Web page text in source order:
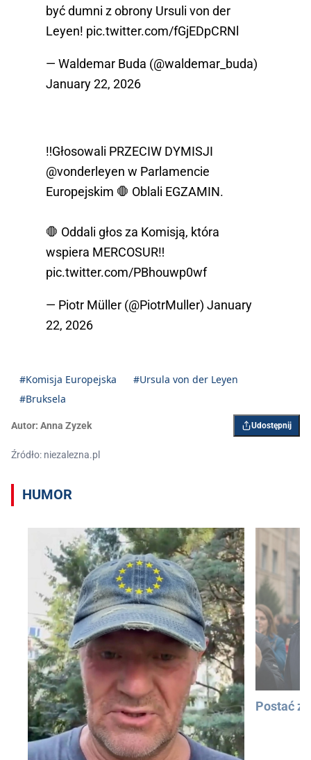
być dumni z obrony Ursuli von der
Leyen! pic.twitter.com/fGjEDpCRNl
— Waldemar Buda (@waldemar_buda)
January 22, 2026
‼️Głosowali PRZECIW DYMISJI
@vonderleyen w Parlamencie
Europejskim 🛑 Oblali EGZAMIN.
🛑 Oddali głos za Komisją, która
wspiera MERCOSUR‼️
pic.twitter.com/PBhouwp0wf
— Piotr Müller (@PiotrMuller) January
22, 2026
#Komisja Europejska
#Ursula von der Leyen
#Bruksela
Autor: Anna Zyzek Udostępnij
Źródło: niezalezna.pl
HUMOR
Postać